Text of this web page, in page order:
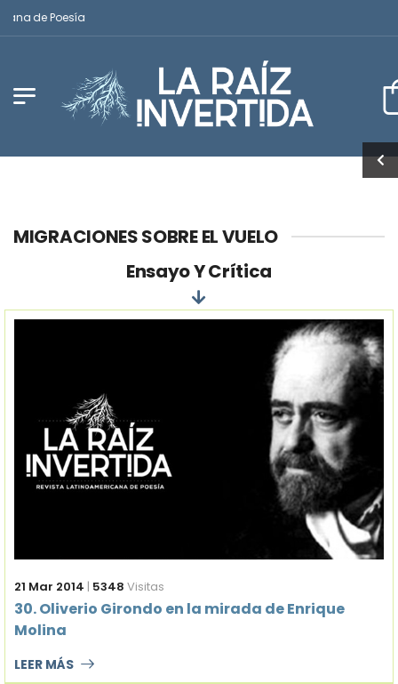
de Poesía
MIGRACIONES SOBRE EL VUELO
Ensayo Y Crítica
21 Mar 2014 | 5348 Visitas
30. Oliverio Girondo en la mirada de Enrique
Molina
LEER MÁS